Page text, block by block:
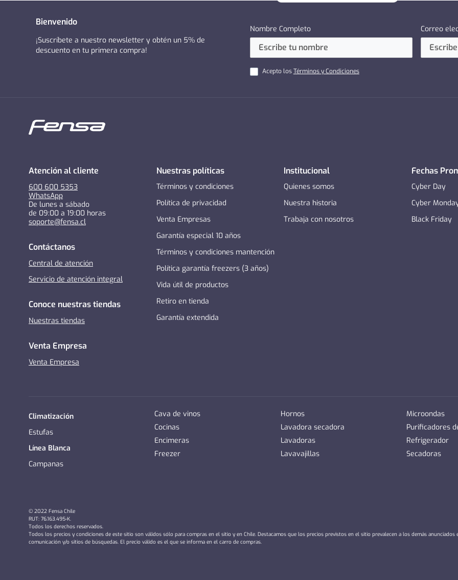
Bienvenido
¡Suscríbete a nuestro newsletter y obtén un 5% de
descuento en tu primera compra!
Nombre Completo Correo
Acepto losTérminos y Condiciones
Atención al cliente
600 600 5353
WhatsApp
De lunes a sábado
de 09:00 a 19:00 horas
soporte@fensa.cl
Contáctanos
Central de atención
Servicio de atención integral
Conoce nuestras tiendas
Nuestras tiendas
Venta Empresa
Venta Empresa
Nuestras políticas
Términos y condiciones
Política de privacidad
Venta Empresas
Garantía especial 10 años
Términos y condiciones mantención
Política garantía freezers (3 años)
Vida útil de productos
Retiro en tienda
Garantía extendida
Institucional
Quienes somos
Nuestra historia
Trabaja con nosotros
Fechas
Cyber Day
Cyber
Black Friday
Climatización
Estufas
Línea Blanca
Campanas
Cava de vinos
Cocinas
Encimeras
Freezer
Hornos
Lavadora secadora
Lavadoras
Lavavajillas
Microondas
Purificadores
Refrigerador
Secadoras
© 2022 Fensa Chile
RUT: 76.163.495-K.
Todos los derechos reservados.
Todos los precios y condiciones de este sitio son válidos sólo para compras en el sitio y en Chile. Destacamos que los precios previstos en el sitio prevalecen a los demás anunciados
comunicación y/o sitios de búsquedas. El precio válido es el que se informa en el carro de compras.